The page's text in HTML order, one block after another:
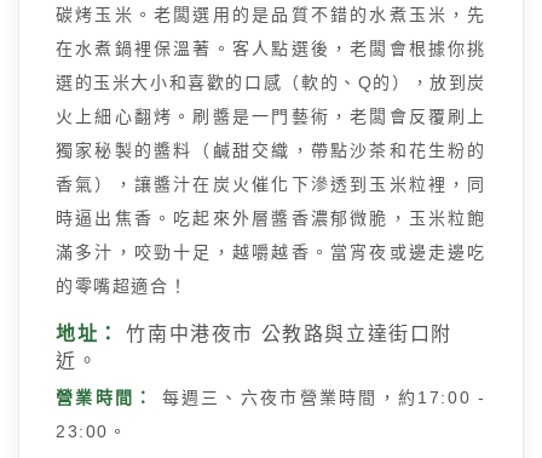
碳烤玉米。老闆選用的是品質不錯的水煮玉米，先
在水煮鍋裡保溫著。客人點選後，老闆會根據你挑
選的玉米大小和喜歡的口感（軟的、Q的），放到炭
火上細心翻烤。刷醬是一門藝術，老闆會反覆刷上
獨家秘製的醬料（鹹甜交織，帶點沙茶和花生粉的
香氣），讓醬汁在炭火催化下滲透到玉米粒裡，同
時逼出焦香。吃起來外層醬香濃郁微脆，玉米粒飽
滿多汁，咬勁十足，越嚼越香。當宵夜或邊走邊吃
的零嘴超適合！
地址：
竹南中港夜市 公教路與立達街口附
近。
營業時間：
每週三、六夜市營業時間，約17:00 -
23:00。